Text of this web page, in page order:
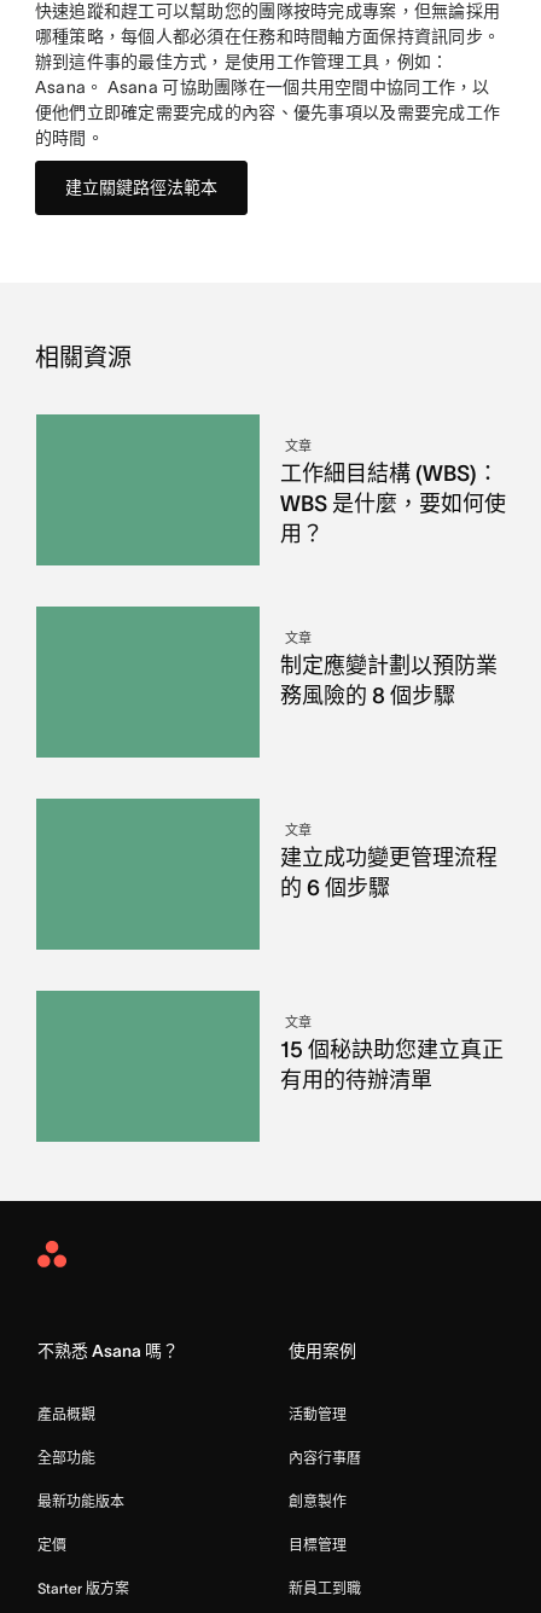
快速追蹤和趕工可以幫助您的團隊按時完成專案，但無論採用
哪種策略，每個人都必須在任務和時間軸方面保持資訊同步。
辦到這件事的最佳方式，是使用工作管理工具，例如：
Asana。 Asana 可協助團隊在一個共用空間中協同工作，以
便他們立即確定需要完成的內容、優先事項以及需要完成工作
的時間。
建立關鍵路徑法範本
相關資源
文章
工作細目結構 (WBS)：
WBS 是什麼，要如何使
用？
文章
制定應變計劃以預防業
務風險的 8 個步驟
文章
建立成功變更管理流程
的 6 個步驟
文章
15 個秘訣助您建立真正
有用的待辦清單
Asana
不熟悉 Asana 嗎？
產品概觀
全部功能
最新功能版本
定價
Starter 版方案
使用案例
活動管理
內容行事曆
創意製作
目標管理
新員工到職